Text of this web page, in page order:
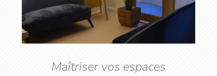
Maîtriser vos espaces